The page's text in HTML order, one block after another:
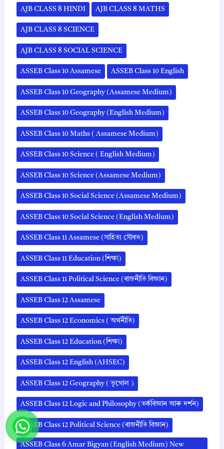
AJB CLASS 8 HINDI AJB CLASS 8 MATHS
AJB CLASS 8 SCIENCE
AJB CLASS 8 SOCIAL SCIENCE
ASSEB Class 10 Assamese ASSEB Class 10 English
ASSEB Class 10 Geography (Assamese Medium)
ASSEB Class 10 Geography (English Medium)
ASSEB Class 10 Maths ( Assamese Medium)
ASSEB Class 10 Science ( English Medium)
ASSEB Class 10 Science (Assamese Medium)
ASSEB Class 10 Social Science (Assamese Medium)
ASSEB Class 10 Social Science (English Medium)
ASSEB Class 11 Assamese (সাহিত্য সৌৰভ)
ASSEB Class 11 Education (শিক্ষা)
ASSEB Class 11 Political Science (ৰাজনীতি বিজ্ঞান)
ASSEB Class 12 Assamese
ASSEB Class 12 Economics ( অর্থনীতি)
ASSEB Class 12 Education (শিক্ষা)
ASSEB Class 12 English (AHSEC)
ASSEB Class 12 Geography ( ভূগোল )
ASSEB Class 12 Logic and Philosophy (তৰ্কবিজ্ঞান আৰু দৰ্শন)
ASSEB Class 12 Political Science (ৰাজনীতি বিজ্ঞান)
ASSEB Class 6 Amar Bigyan (English Medium) New